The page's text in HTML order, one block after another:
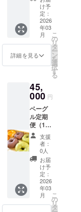
期限：
オープ
ンから
半年間
ズ、
チョコ
レー
ト、
ナッツ
類 等 ア
レルゲ
大豆な
ど ※詳
包する
商品に
よって
変わり
ますの
で、同
梱する
ラベル
の記載
をご確
認くだ
さい。
限：発
送日か
ら冷凍
で2週間
原材
料：国
産小麦
甜菜糖
（北海
産）、
天然塩
（高知
県
産）、
水、
チー
ズ、
チョコ
レー
ト、
ナッツ
類 等 ア
容：毎
月10個
セット
（人気
＋季節
のベー
グル入
り）、
60個 内
容量：
毎月10
個（1個
あたり
約
100g）
保存方
法：冷
凍保存
賞味期
限：発
送日か
ら冷凍
で2週間
原材
け予
定：
2026
年03
月
詳細を見る
こ
の
リ
タ
ー
ン
を
選
択
す
る
45,
000 円
ベーグ
ル定期
便（15
個×6か
月・全
国発
送） 内
容：毎
月15個
セット
（人気
＋季節
のベー
支援
者：
0人
お届
け予
定：
2026
年03
月
こ
の
リ
タ